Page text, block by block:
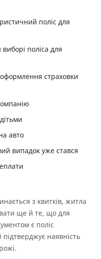
поліс для
поліса для
страховки
авто
випадок уже стався
з квитків, житла
ще й те, що для
є поліс
наявність